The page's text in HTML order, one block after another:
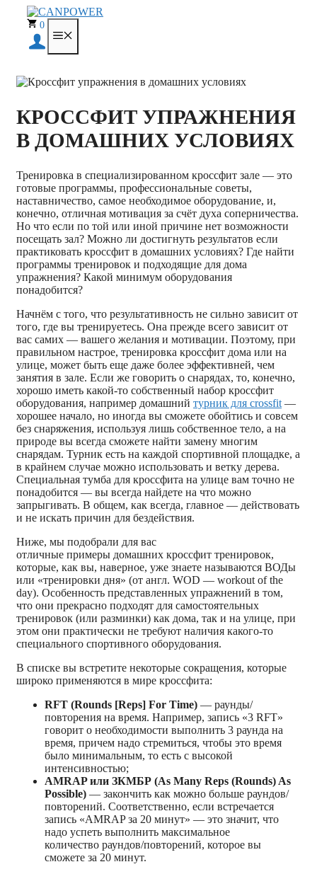
Перейти
содержимому
0
КРОССФИТ УПРАЖНЕНИЯ
В ДОМАШНИХ УСЛОВИЯХ
Тренировка в специализированном кроссфит зале — это
готовые программы, профессиональные советы,
наставничество, самое необходимое оборудование, и,
конечно, отличная мотивация за счёт духа соперничества.
Но что если по той или иной причине нет возможности
посещать зал? Можно ли достигнуть результатов если
практиковать кроссфит в домашних условиях? Где найти
программы тренировок и подходящие для дома
упражнения? Какой минимум оборудования
понадобится?
Начнём с того, что результативность не сильно зависит от
того, где вы тренируетесь. Она прежде всего зависит от
вас самих — вашего желания и мотивации. Поэтому, при
правильном настрое, тренировка кроссфит дома или на
улице, может быть еще даже более эффективней, чем
занятия в зале. Если же говорить о снарядах, то, конечно,
хорошо иметь какой-то собственный набор кроссфит
оборудования, например домашний турник для crossfit —
хорошее начало, но иногда вы сможете обойтись и совсем
без снаряжения, используя лишь собственное тело, а на
природе вы всегда сможете найти замену многим
снарядам. Турник есть на каждой спортивной площадке, а
в крайнем случае можно использовать и ветку дерева.
Специальная тумба для кроссфита на улице вам точно не
понадобится — вы всегда найдете на что можно
запрыгивать. В общем, как всегда, главное — действовать
и не искать причин для бездействия.
Ниже, мы подобрали для вас
отличные примеры домашних кроссфит тренировок,
которые, как вы, наверное, уже знаете называются ВОДы
или «тренировки дня» (от англ. WOD — workout of the
day). Особенность представленных упражнений в том,
что они прекрасно подходят для самостоятельных
тренировок (или разминки) как дома, так и на улице, при
этом они практически не требуют наличия какого-то
специального спортивного оборудования.
В списке вы встретите некоторые сокращения, которые
широко применяются в мире кроссфита:
RFT (Rounds [Reps] For Time) — раунды/
повторения на время. Например, запись «3 RFT»
говорит о необходимости выполнить 3 раунда на
время, причем надо стремиться, чтобы это время
было минимальным, то есть с высокой
интенсивностью;
AMRAP или ЗКМБР (As Many Reps (Rounds) As
Possible) — закончить как можно больше раундов/
повторений. Соответственно, если встречается
запись «AMRAP за 20 минут» — это значит, что
надо успеть выполнить максимальное
количество раундов/повторений, которое вы
сможете за 20 минут.